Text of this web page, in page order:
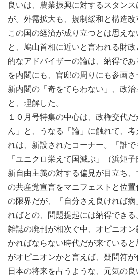
良いは、農業振興に対するスタン
が。外需拡大も、規制緩和と構造改
この国の経済が成り立つとは思えな
と、鳩山首相に近いと言われる財
的なアドバイザーの論は、納得で
を内閣にも、官邸の周りにも参画さ
新内閣の「奇をてらわない」、政
と、理解した。
１０月号特集の中心は、政権交代
ん」と、うなる「論」に触れて、
れは、新設されたコーナー。「誰で
「ユニクロ栄えて国滅ぶ」（浜矩子
新自由主義の対する偏見が目立ち
の共産党宣言をマニフェストと位
の限界だが、「自分さえ良ければ
ればとの、問題提起には納得できる
雑誌の廃刊が相次ぐ中、オピニオ
かればならない時代だが来ている
がオピニオンかと言えば、疑問符が
日本の将来を占うような、元気の